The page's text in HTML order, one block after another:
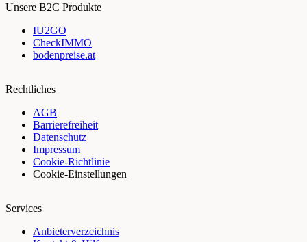
Unsere B2C Produkte
IU2GO
CheckIMMO
bodenpreise.at
Rechtliches
AGB
Barrierefreiheit
Datenschutz
Impressum
Cookie-Richtlinie
Cookie-Einstellungen
Services
Anbieterverzeichnis